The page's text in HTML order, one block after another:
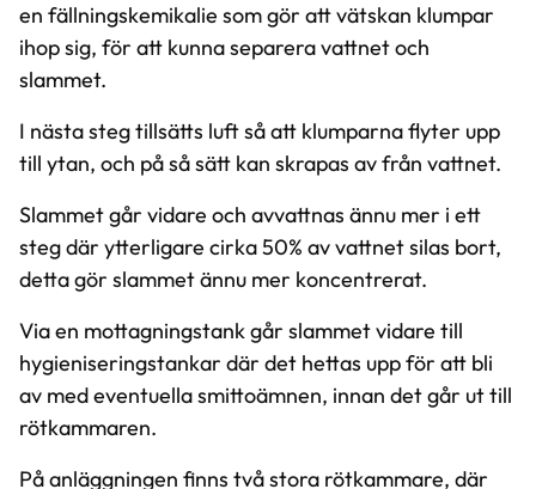
en fällningskemikalie som gör att vätskan klumpar
ihop sig, för att kunna separera vattnet och
slammet.
I nästa steg tillsätts luft så att klumparna flyter upp
till ytan, och på så sätt kan skrapas av från vattnet.
Slammet går vidare och avvattnas ännu mer i ett
steg där ytterligare cirka 50% av vattnet silas bort,
detta gör slammet ännu mer koncentrerat.
Via en mottagningstank går slammet vidare till
hygieniseringstankar där det hettas upp för att bli
av med eventuella smittoämnen, innan det går ut till
rötkammaren.
På anläggningen finns två stora rötkammare, där